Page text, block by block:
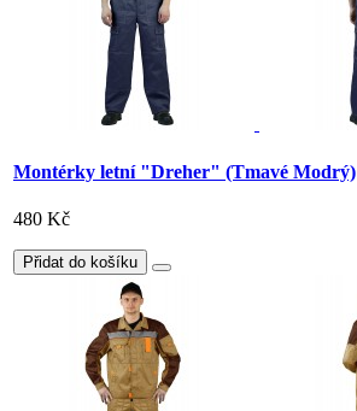
Montérky letní "Dreher" (Tmavé Modrý)
480 Kč
Přidat do košíku